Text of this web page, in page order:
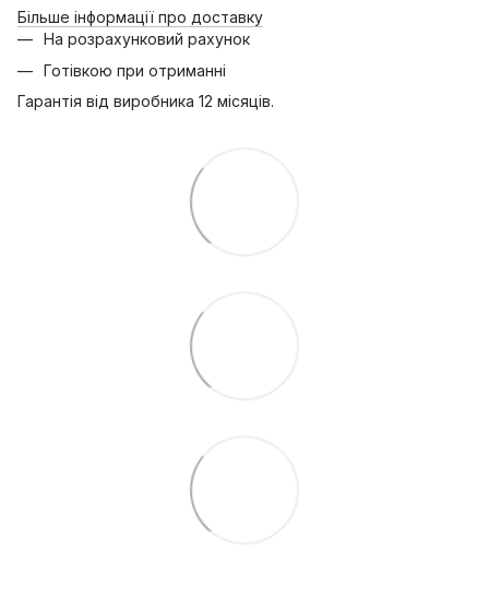
Більше інформації про доставку
На розрахунковий рахунок
Готівкою при отриманні
Гарантія від виробника 12 місяців.